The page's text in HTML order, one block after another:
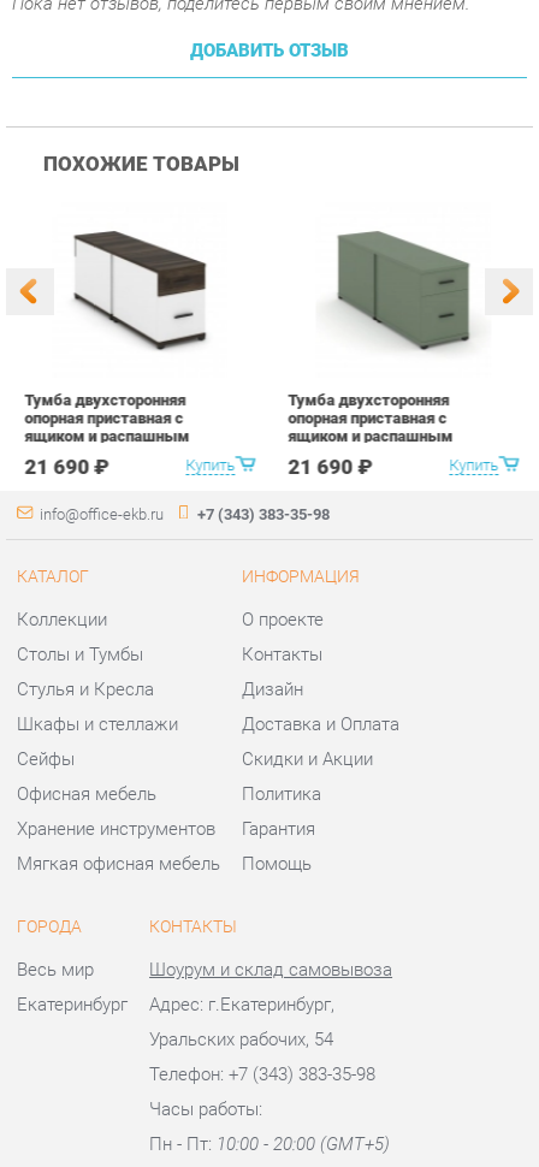
Купить
фасадом Рива CONCEPT
CN.DTGO-004 B/W Дуб
Мали Белый бриллиант
Черный
21 690 ₽ Купить
фасадом Рива CONCEPT
info@office-ekb.ru
Коллекции
Столы и Тумбы
Стулья и Кресла
Шкафы и стеллажи
Сейфы
Офисная мебель
О проекте
Контакты
Дизайн
Доставка и Оплата
Скидки и Акции
Политика
ГОРОДА
Весь мир
Екатеринбург
КОНТАКТЫ
Шоурум и склад самовывоза
Адрес: г.Екатеринбург,
Уральских рабочих, 54
Телефон: +7 (343) 383-35-98
Часы работы:
© 2009-2026 Офисная мебель Екатеринбург